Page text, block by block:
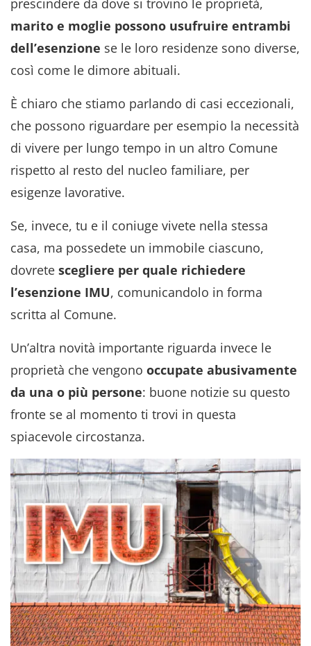
prescindere da dove si trovino le proprietà,
marito e moglie possono usufruire entrambi
dell’esenzione se le loro residenze sono diverse,
così come le dimore abituali.
È chiaro che stiamo parlando di casi eccezionali,
che possono riguardare per esempio la necessità
di vivere per lungo tempo in un altro Comune
rispetto al resto del nucleo familiare, per
esigenze lavorative.
Se, invece, tu e il coniuge vivete nella stessa
casa, ma possedete un immobile ciascuno,
dovrete scegliere per quale richiedere
l’esenzione IMU, comunicandolo in forma
scritta al Comune.
Un’altra novità importante riguarda invece le
proprietà che vengono occupate abusivamente
da una o più persone: buone notizie su questo
fronte se al momento ti trovi in questa
spiacevole circostanza.